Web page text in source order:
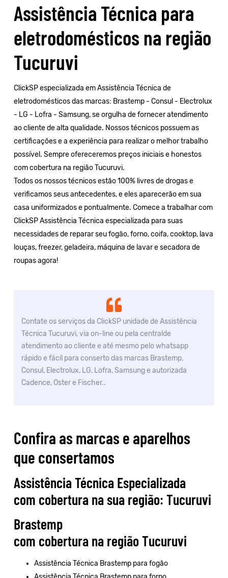
Assistência Técnica para
eletrodomésticos na região
Tucuruvi
ClickSP especializada em Assistência Técnica de
eletrodomésticos das marcas: Brastemp - Consul - Electrolux
- LG - Lofra - Samsung, se orgulha de fornecer atendimento
ao cliente de alta qualidade. Nossos técnicos possuem as
certificações e a experiência para realizar o melhor trabalho
possível. Sempre ofereceremos preços iniciais e honestos
com cobertura na região Tucuruvi.
Todos os nossos técnicos estão 100% livres de drogas e
verificamos seus antecedentes, e eles aparecerão em sua
casa uniformizados e pontualmente. Comece a trabalhar com
ClickSP Assistência Técnica especializada para suas
necessidades de reparar seu fogão, forno, coifa, cooktop, lava
louças, freezer, geladeira, máquina de lavar e secadora de
roupas agora!
Contate os serviços da ClickSP unidade de Assistência
Técnica Tucuruvi, via on-line ou pela centralde
atendimento ao cliente e até mesmo pelo whatsapp
rápido e fácil para conserto das marcas Brastemp,
Consul, Electrolux, LG, Lofra, Samsung e autorizada
Cadence, Oster e Fischer..
Confira as marcas e aparelhos
que consertamos
Assistência Técnica Especializada
com cobertura na sua região: Tucuruvi
Brastemp
com cobertura na região Tucuruvi
Assistência Técnica Brastemp para fogão